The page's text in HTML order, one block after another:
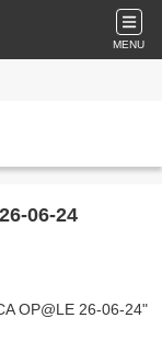
MENU
06-24